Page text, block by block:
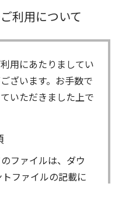
利用について
用にあたりましてい
ざいます。お手数で
いただきました上で
ファイルは、ダウ
ファイルの記載に